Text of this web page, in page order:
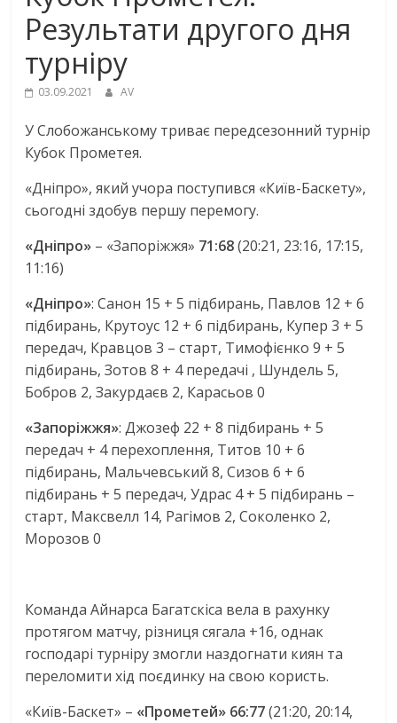
Результати другого дня
турніру
03.09.2021 AV
У Слобожанському триває передсезонний турнір
Кубок Прометея.
«Дніпро», який учора поступився «Київ-Баскету»,
сьогодні здобув першу перемогу.
«Дніпро» – «Запоріжжя» 71:68(20:21, 23:16, 17:15,
11:16)
«Дніпро»: Санон 15 + 5 підбирань, Павлов 12 + 6
підбирань, Крутоус 12 + 6 підбирань, Купер 3 + 5
передач, Кравцов 3 – старт, Тимофієнко 9 + 5
підбирань, Зотов 8 + 4 передачі , Шундель 5,
Бобров 2, Закурдаєв 2, Карасьов 0
«Запоріжжя»: Джозеф 22 + 8 підбирань + 5
передач + 4 перехоплення, Титов 10 + 6
підбирань, Мальчевський 8, Сизов 6 + 6
підбирань + 5 передач, Удрас 4 + 5 підбирань –
старт, Максвелл 14, Рагімов 2, Соколенко 2,
Морозов 0
Команда Айнарса Багатскіса вела в рахунку
протягом матчу, різниця сягала +16, однак
господарі турніру змогли наздогнати киян та
переломити хід поєдинку на свою користь.
«Київ-Баскет» – «Прометей» 66:77(21:20, 20:14,